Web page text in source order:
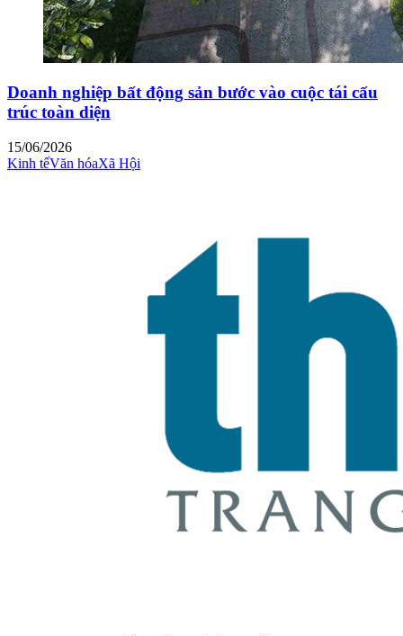
Doanh nghiệp bất động sản bước vào cuộc tái cấu
trúc toàn diện
15/06/2026
Kinh tếVăn hóaXã Hội